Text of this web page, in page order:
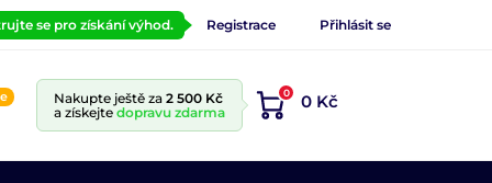
se pro získání výhod. Registrace Přihlásit se
Nakupte ještě za 2 500 Kč
a získejte dopravu zdarma
0 0 Kč